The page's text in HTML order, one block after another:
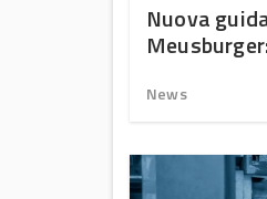
Nuova
News